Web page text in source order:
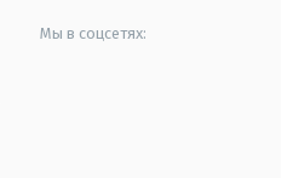
Мы в соцсетях: